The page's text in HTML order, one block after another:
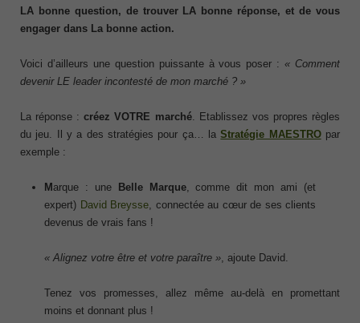
LA bonne question, de trouver LA bonne réponse, et de vous
engager dans La bonne action.
Voici d’ailleurs une question puissante à vous poser :« Comment
devenir LE leader incontesté de mon marché ? »
La réponse :créez VOTRE marché. Etablissez vos propres règles
du jeu. Il y a des stratégies pour ça… laStratégie MAESTRO par
exemple :
Marque : une Belle Marque, comme dit mon ami (et
expert) David Breysse , connectée au cœur de ses clients
devenus de vrais fans !
« Alignez votre être et votre paraître » , ajoute David.
Tenez vos promesses, allez même au-delà en promettant
moins et donnant plus !